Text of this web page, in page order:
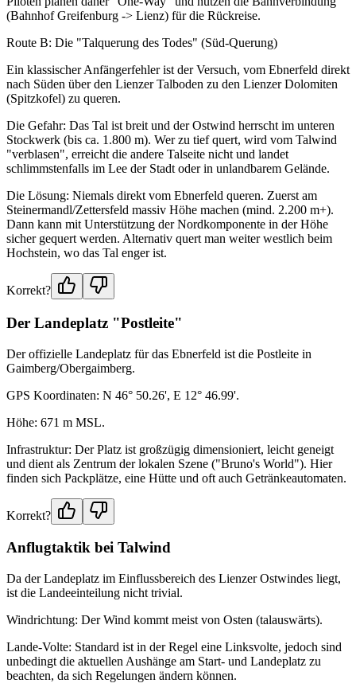
(Bahnhof Greifenburg -> Lienz) für die Rückreise.
Route B: Die "Talquerung des Todes" (Süd-Querung)
Ein klassischer Anfängerfehler ist der Versuch, vom Ebnerfeld direkt
nach Süden über den Lienzer Talboden zu den Lienzer Dolomiten
(Spitzkofel) zu queren.
Die Gefahr: Das Tal ist breit und der Ostwind herrscht im unteren
Stockwerk (bis ca. 1.800 m). Wer zu tief quert, wird vom Talwind
"verblasen", erreicht die andere Talseite nicht und landet
schlimmstenfalls im Lee der Stadt oder in unlandbarem Gelände.
Die Lösung: Niemals direkt vom Ebnerfeld queren. Zuerst am
Steinermandl/Zettersfeld massiv Höhe machen (mind. 2.200 m+).
Dann kann mit Unterstützung der Nordkomponente in der Höhe
sicher gequert werden. Alternativ quert man weiter westlich beim
Hochstein, wo das Tal enger ist.
Korrekt?
Der Landeplatz "Postleite"
Der offizielle Landeplatz für das Ebnerfeld ist die Postleite in
Gaimberg/Obergaimberg.
GPS Koordinaten: N 46° 50.26', E 12° 46.99'.
Höhe: 671 m MSL.
Infrastruktur: Der Platz ist großzügig dimensioniert, leicht geneigt
und dient als Zentrum der lokalen Szene ("Bruno's World"). Hier
finden sich Packplätze, eine Hütte und oft auch Getränkeautomaten.
Korrekt?
Anflugtaktik bei Talwind
Da der Landeplatz im Einflussbereich des Lienzer Ostwindes liegt,
ist die Landeeinteilung nicht trivial.
Windrichtung: Der Wind kommt meist von Osten (talauswärts).
Lande-Volte: Standard ist in der Regel eine Linksvolte, jedoch sind
unbedingt die aktuellen Aushänge am Start- und Landeplatz zu
beachten, da sich Regelungen ändern können.